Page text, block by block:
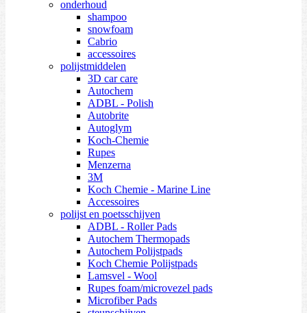
onderhoud
shampoo
snowfoam
Cabrio
accessoires
polijstmiddelen
3D car care
Autochem
ADBL - Polish
Autobrite
Autoglym
Koch-Chemie
Rupes
Menzerna
3M
Koch Chemie - Marine Line
Accessoires
polijst en poetsschijven
ADBL - Roller Pads
Autochem Thermopads
Autochem Polijstpads
Koch Chemie Polijstpads
Lamsvel - Wool
Rupes foam/microvezel pads
Microfiber Pads